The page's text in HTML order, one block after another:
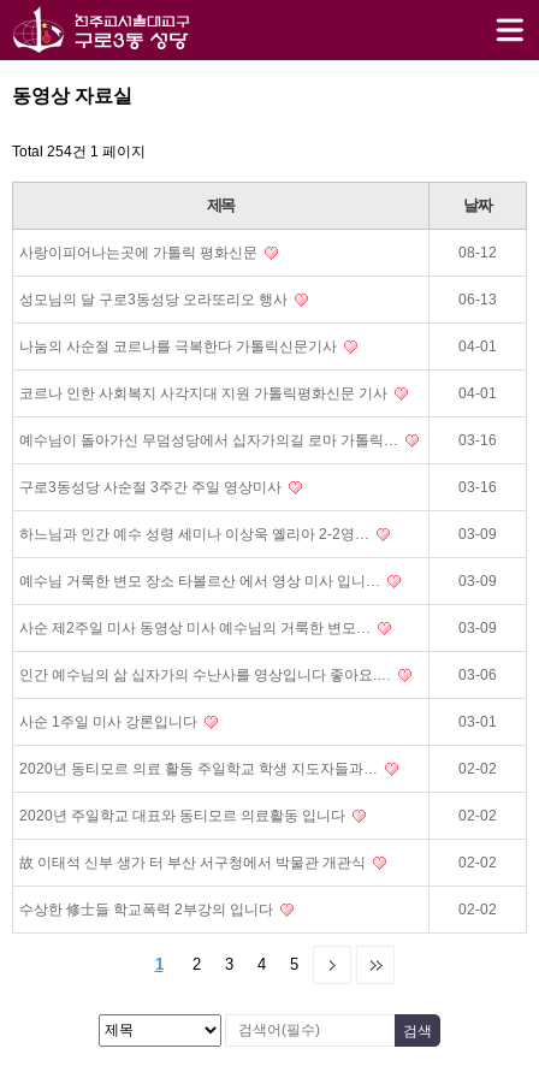
동영상 자료실
Total 254건 1 페이지
제목 날짜
사랑이피어나는곳에 가톨릭 평화신문 08-12
성모님의 달 구로3동성당 오라또리오 행사 06-13
나눔의 사순절 코르나를 극복한다 가톨릭신문기사 04-01
코르나 인한 사회복지 사각지대 지원 가톨릭평화신문 기사 04-01
예수님이 돌아가신 무덤성당에서 십자가의길 로마 가톨릭… 03-16
구로3동성당 사순절 3주간 주일 영상미사 03-16
하느님과 인간 예수 성령 세미나 이상욱 옐리아 2-2영… 03-09
예수님 거룩한 변모 장소 타볼르산 에서 영상 미사 입니… 03-09
사순 제2주일 미사 동영상 미사 예수님의 거룩한 변모… 03-09
인간 예수님의 삶 십자가의 수난사를 영상입니다 좋아요.… 03-06
사순 1주일 미사 강론입니다 03-01
2020년 동티모르 의료 활동 주일학교 학생 지도자들과… 02-02
2020년 주일학교 대표와 동티모르 의료활동 입니다 02-02
故 이태석 신부 생가 터 부산 서구청에서 박물관 개관식 02-02
수상한 修士들 학교폭력 2부강의 입니다 02-02
1 2 3 4 5